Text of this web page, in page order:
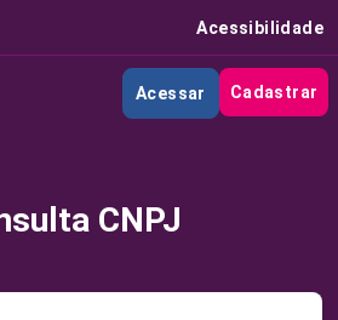
Acessibilidade
Acessar Cadastrar
CNPJ